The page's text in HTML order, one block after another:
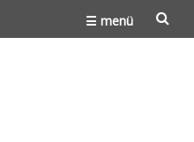
☰ menü